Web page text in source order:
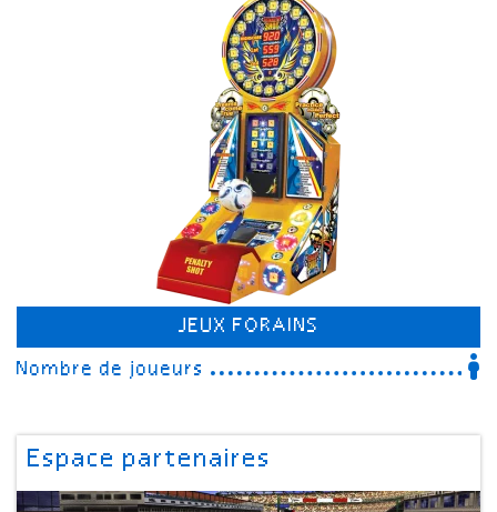
JEUX FORAINS
Nombre de joueurs
Espace partenaires